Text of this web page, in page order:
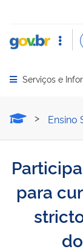
Abrir menu
Serviços e
Ensino
para